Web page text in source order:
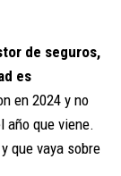
de seguros,
es
en 2024 y no
año que viene.
que vaya sobre